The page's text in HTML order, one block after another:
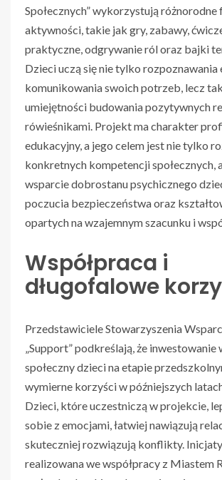
Społecznych” wykorzystują różnorodne
aktywności, takie jak gry, zabawy,
praktyczne, odgrywanie ról oraz bajki
Dzieci uczą się nie tylko rozpoznawania
komunikowania swoich potrzeb, lecz
umiejętności budowania pozytywnych
rówieśnikami. Projekt ma charakter
edukacyjny, a jego celem jest nie tylko
konkretnych kompetencji społecznych,
wsparcie dobrostanu psychicznego
poczucia bezpieczeństwa oraz
opartych na wzajemnym szacunku i
Współpraca i
długofalowe
Przedstawiciele Stowarzyszenia
„Support” podkreślają, że
społeczny dzieci na etapie
wymierne korzyści w późniejszych
Dzieci, które uczestniczą w projekcie,
sobie z emocjami, łatwiej nawiązują
skuteczniej rozwiązują konflikty.
realizowana we współpracy z Miastem